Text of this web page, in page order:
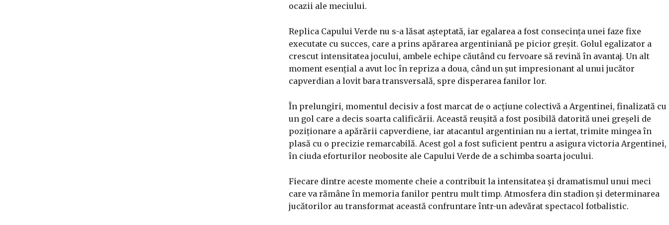
ocazii ale meciului.
Replica Capului Verde nu s-a lăsat așteptată, iar egalarea a fost consecința unei faze fixe
executate cu succes, care a prins apărarea argentiniană pe picior greșit. Golul egalizator a
crescut intensitatea jocului, ambele echipe căutând cu fervoare să revină în avantaj. Un alt
moment esențial a avut loc în repriza a doua, când un șut impresionant al unui jucător
capverdian a lovit bara transversală, spre disperarea fanilor lor.
În prelungiri, momentul decisiv a fost marcat de o acțiune colectivă a Argentinei, finalizată cu
un gol care a decis soarta calificării. Această reușită a fost posibilă datorită unei greșeli de
poziționare a apărării capverdiene, iar atacantul argentinian nu a iertat, trimite mingea în
plasă cu o precizie remarcabilă. Acest gol a fost suficient pentru a asigura victoria Argentinei,
în ciuda eforturilor neobosite ale Capului Verde de a schimba soarta jocului.
Fiecare dintre aceste momente cheie a contribuit la intensitatea și dramatismul unui meci
care va rămâne în memoria fanilor pentru mult timp. Atmosfera din stadion și determinarea
jucătorilor au transformat această confruntare într-un adevărat spectacol fotbalistic.